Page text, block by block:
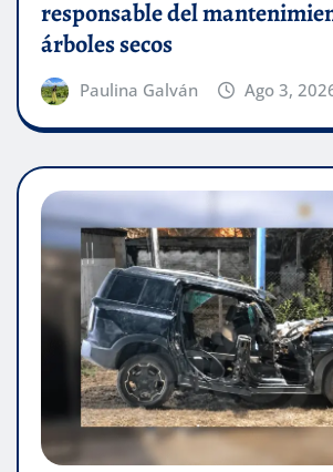
responsable del
árboles secos
Paulina Galván Ago 3,